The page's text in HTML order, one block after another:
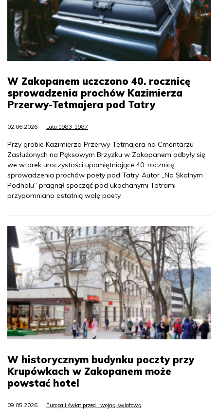
W Zakopanem uczczono 40. rocznicę
sprowadzenia prochów Kazimierza
Przerwy-Tetmajera pod Tatry
02.06.2026 Lata 1983-1987
Przy grobie Kazimierza Przerwy-Tetmajera na Cmentarzu
Zasłużonych na Pęksowym Brzyzku w Zakopanem odbyły się
we wtorek uroczystości upamiętniające 40. rocznicę
sprowadzenia prochów poety pod Tatry. Autor „Na Skalnym
Podhalu” pragnął spocząć pod ukochanymi Tatrami -
przypomniano ostatnią wolę poety.
W historycznym budynku poczty przy
Krupówkach w Zakopanem może
powstać hotel
09.05.2026 Europa i świat przed I wojną światową